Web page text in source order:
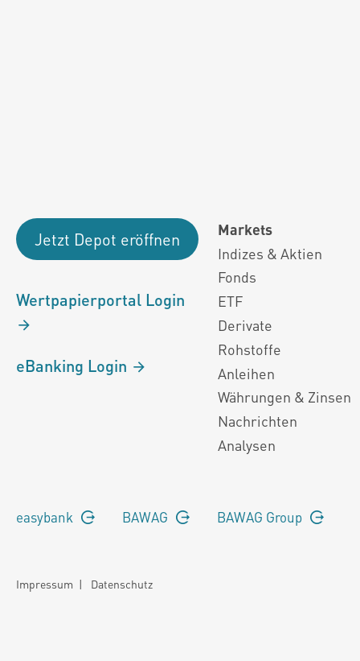
Jetzt Depot eröffnen
Wertpapierportal Login
eBanking Login
Markets
Indizes & Aktien
Fonds
ETF
Derivate
Rohstoffe
Anleihen
Währungen & Zinsen
Nachrichten
Analysen
easybank BAWAG BAWAG Group
Impressum | Datenschutz